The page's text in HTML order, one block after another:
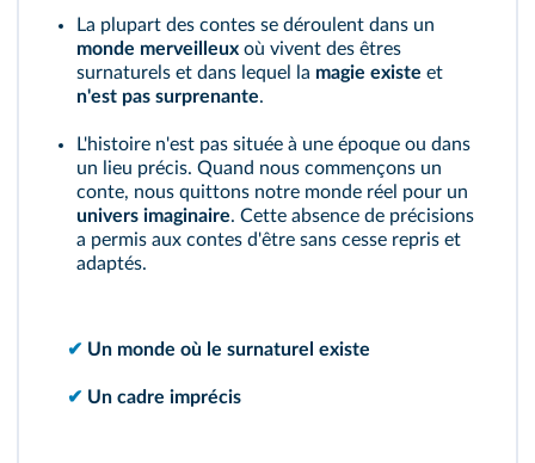
La plupart des contes se déroulent dans un
monde merveilleux où vivent des êtres
surnaturels et dans lequel la magie existe et
n'est pas surprenante.
L'histoire n'est pas située à une époque ou dans
un lieu précis. Quand nous commençons un
conte, nous quittons notre monde réel pour un
univers imaginaire. Cette absence de précisions
a permis aux contes d'être sans cesse repris et
adaptés.
✔ Un monde où le surnaturel existe
✔ Un cadre imprécis